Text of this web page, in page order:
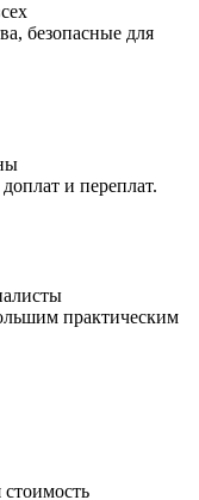
безопасные для
и переплат.
практическим